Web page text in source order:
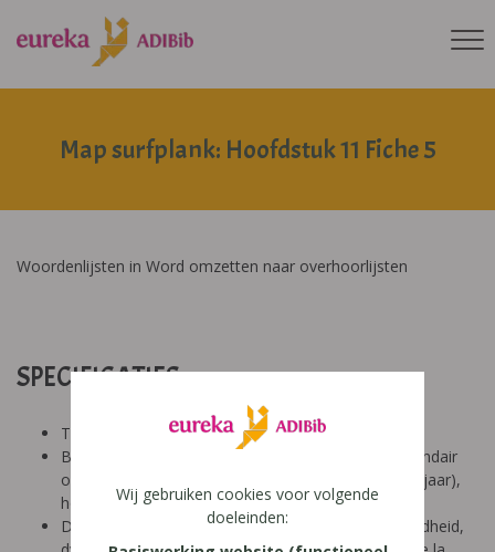
Map surfplank: Hoofdstuk 11 Fiche 5
Woordenlijsten in Word omzetten naar overhoorlijsten
SPECIFICATIES:
Tool: van ons
Besproken Leeftijd: basisonderwijs (6-9 jaar), secundair
onderwijs (12-14 jaar), secundair onderwijs (14-18 jaar),
hoger onderwijs (18-24 jaar)
Diagnose: ADHD, ADD, autisme/ASS, hoogbegaafdheid,
Wij gebruiken cookies voor volgende
doeleinden: